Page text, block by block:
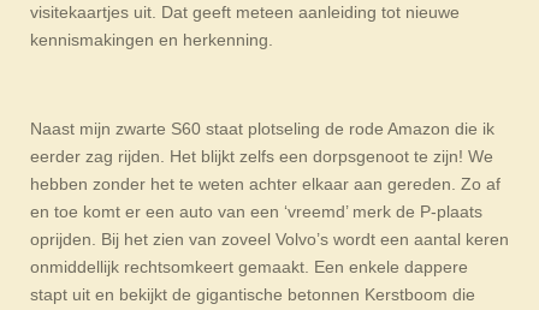
visitekaartjes uit. Dat geeft meteen aanleiding tot nieuwe
kennismakingen en herkenning.
Naast mijn zwarte S60 staat plotseling de rode Amazon die ik
eerder zag rijden. Het blijkt zelfs een dorpsgenoot te zijn! We
hebben zonder het te weten achter elkaar aan gereden. Zo af
en toe komt er een auto van een ‘vreemd’ merk de P-plaats
oprijden. Bij het zien van zoveel Volvo’s wordt een aantal keren
onmiddellijk rechtsomkeert gemaakt. Een enkele dappere
stapt uit en bekijkt de gigantische betonnen Kerstboom die